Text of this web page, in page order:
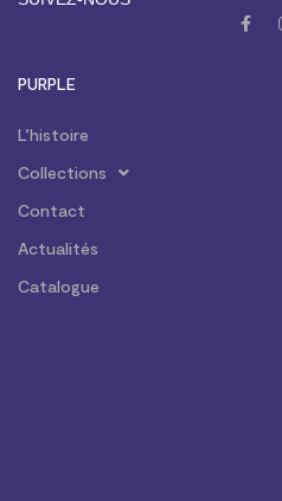
PURPLE
L’histoire
Collections
Contact
Actualités
Catalogue